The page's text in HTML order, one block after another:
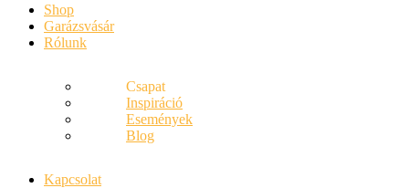
Shop
Garázsvásár
Rólunk
Csapat
Inspiráció
Események
Blog
Kapcsolat